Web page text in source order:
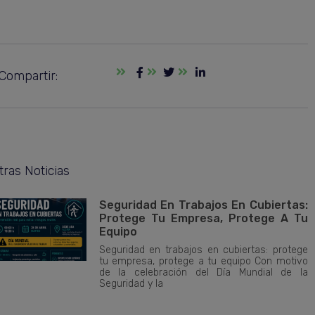
Noticias
Seguridad En Trabajos En Cubiertas:
Protege Tu Empresa, Protege A Tu
Equipo
Seguridad en trabajos en cubiertas: protege
tu empresa, protege a tu equipo Con motivo
de la celebración del Día Mundial de la
Seguridad y la